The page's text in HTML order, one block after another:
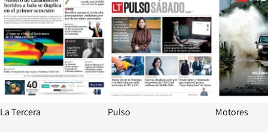
La Tercera Pulso Motores